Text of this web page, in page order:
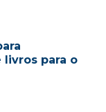
livros para o